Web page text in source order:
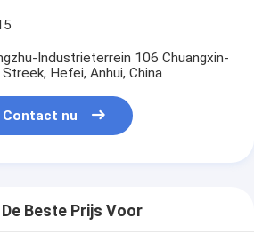
Industrieterrein 106 Chuangxin-
Hefei, Anhui, China
Contact nu
De Beste Prijs Voor